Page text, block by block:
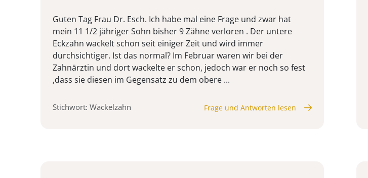
Guten Tag Frau Dr. Esch. Ich habe mal eine Frage und zwar hat
mein 11 1/2 jähriger Sohn bisher 9 Zähne verloren . Der untere
Eckzahn wackelt schon seit einiger Zeit und wird immer
durchsichtiger. Ist das normal? Im Februar waren wir bei der
Zahnärztin und dort wackelte er schon, jedoch war er noch so fest
,dass sie diesen im Gegensatz zu dem obere ...
Stichwort: Wackelzahn Frage und Antworten lesen